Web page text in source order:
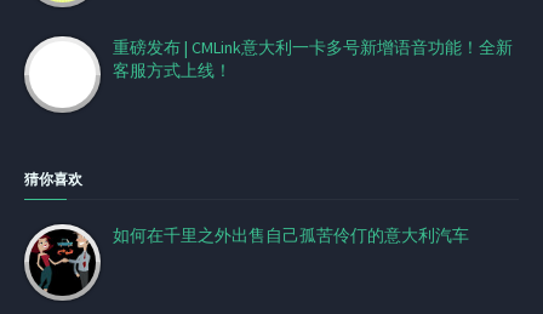
重磅发布 | CMLink意大利一卡多号新增语音功能！全新
客服方式上线！
猜你喜欢
如何在千里之外出售自己孤苦伶仃的意大利汽车